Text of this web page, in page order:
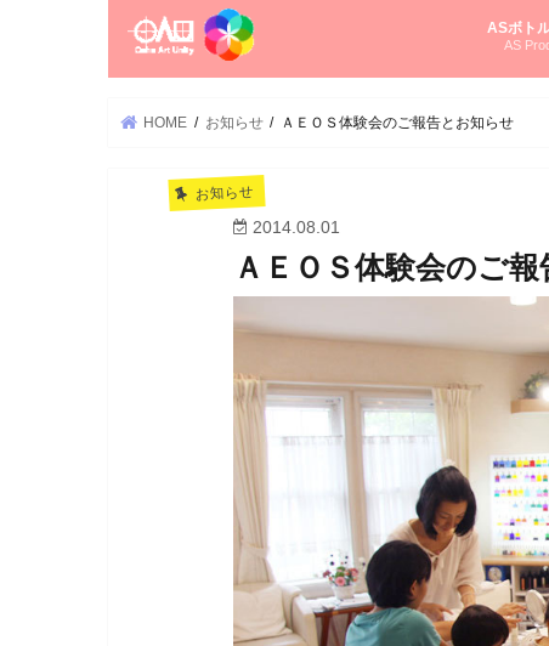
ASボト
AS
HOME お知らせ ＡＥＯＳ体験会のご報告とお知らせ
お知らせ
2014.08.01
ＡＥＯＳ体験会のご